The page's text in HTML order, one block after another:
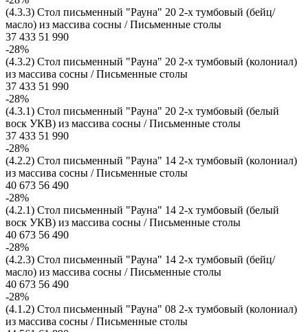
(4.3.3) Стол письменный "Рауна" 20 2-х тумбовый (бейц/
масло) из массива сосны / Письменные столы
37 433 51 990
-28%
(4.3.2) Стол письменный "Рауна" 20 2-х тумбовый (колониал)
из массива сосны / Письменные столы
37 433 51 990
-28%
(4.3.1) Стол письменный "Рауна" 20 2-х тумбовый (белый
воск УКВ) из массива сосны / Письменные столы
37 433 51 990
-28%
(4.2.2) Стол письменный "Рауна" 14 2-х тумбовый (колониал)
из массива сосны / Письменные столы
40 673 56 490
-28%
(4.2.1) Стол письменный "Рауна" 14 2-х тумбовый (белый
воск УКВ) из массива сосны / Письменные столы
40 673 56 490
-28%
(4.2.3) Стол письменный "Рауна" 14 2-х тумбовый (бейц/
масло) из массива сосны / Письменные столы
40 673 56 490
-28%
(4.1.2) Стол письменный "Рауна" 08 2-х тумбовый (колониал)
из массива сосны / Письменные столы